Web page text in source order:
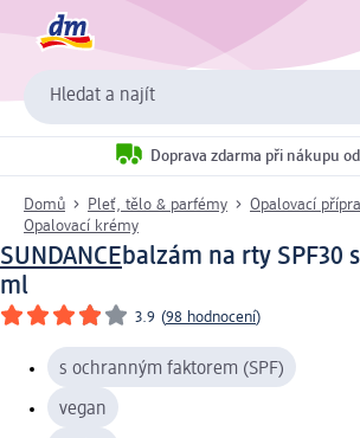
Hledat a najít
Doprava zdarma při nákupu od
Domů Pleť, tělo & parfémy
Opalovací
Opalovací krémy
SUNDANCEbalzám na rty SPF30
ml
3.9 (98 hodnocení)
s ochranným faktorem (SPF)
vegan